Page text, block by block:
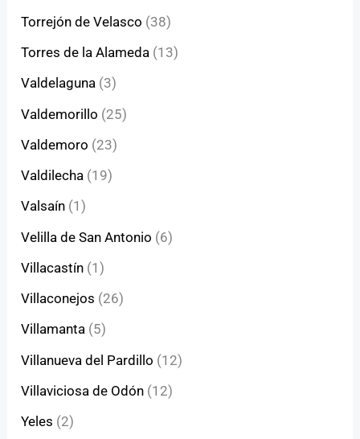
Torrejón de Velasco (38)
Torres de la Alameda (13)
Valdelaguna (3)
Valdemorillo (25)
Valdemoro (23)
Valdilecha (19)
Valsaín (1)
Velilla de San Antonio (6)
Villacastín (1)
Villaconejos (26)
Villamanta (5)
Villanueva del Pardillo (12)
Villaviciosa de Odón (12)
Yeles (2)